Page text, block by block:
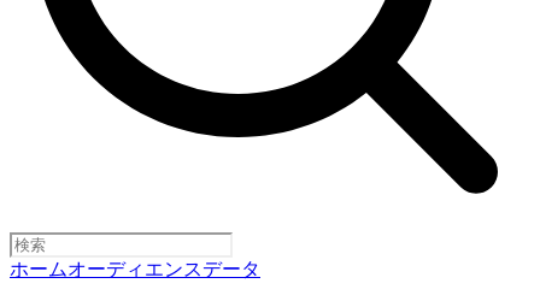
ホームオーディエンスデータ